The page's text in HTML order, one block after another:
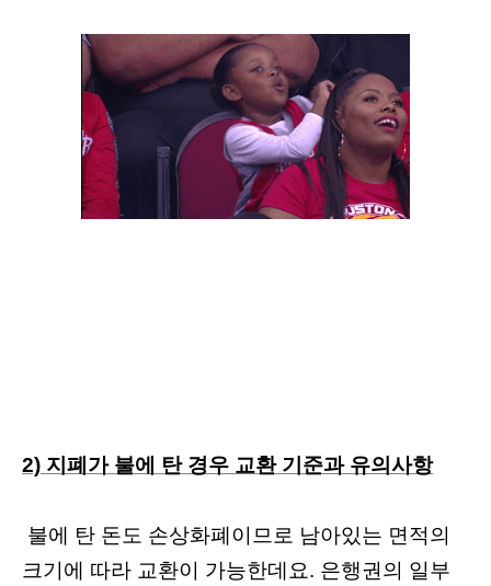
2) 지폐가 불에 탄 경우 교환 기준과 유의사항
불에 탄 돈도 손상화폐이므로 남아있는 면적의
크기에 따라 교환이 가능한데요. 은행권의 일부